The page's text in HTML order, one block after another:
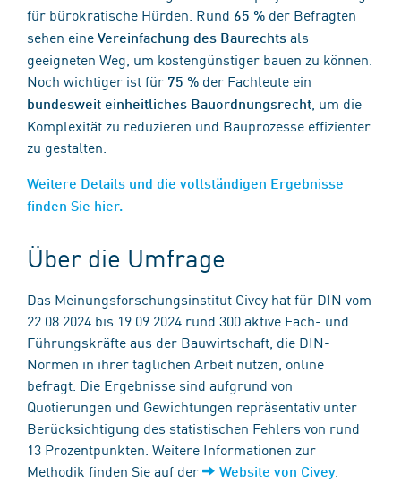
für bürokratische Hürden. Rund 65 % der Befragten
sehen eine Vereinfachung des Baurechts als
geeigneten Weg, um kostengünstiger bauen zu können.
Noch wichtiger ist für 75 % der Fachleute ein
bundesweit einheitliches Bauordnungsrecht , um die
Komplexität zu reduzieren und Bauprozesse effizienter
zu gestalten.
Weitere Details und die vollständigen Ergebnisse
finden Sie hier.
Über die Umfrage
Das Meinungsforschungsinstitut Civey hat für DIN vom
22.08.2024 bis 19.09.2024 rund 300 aktive Fach- und
Führungskräfte aus der Bauwirtschaft, die DIN-
Normen in ihrer täglichen Arbeit nutzen, online
befragt. Die Ergebnisse sind aufgrund von
Quotierungen und Gewichtungen repräsentativ unter
Berücksichtigung des statistischen Fehlers von rund
13 Prozentpunkten. Weitere Informationen zur
Methodik finden Sie auf der
Website von Civey.